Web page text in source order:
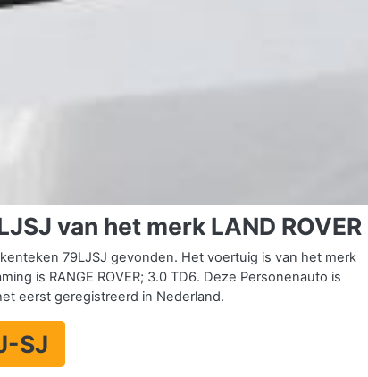
van het merk LAND ROVER
79LJSJ gevonden. Het voertuig is van het merk
is RANGE ROVER; 3.0 TD6. Deze Personenauto is
eerst geregistreerd in Nederland.
SJ